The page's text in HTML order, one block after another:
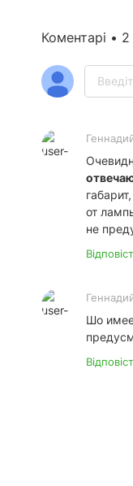
Коментарі • 2
от
не
Шо